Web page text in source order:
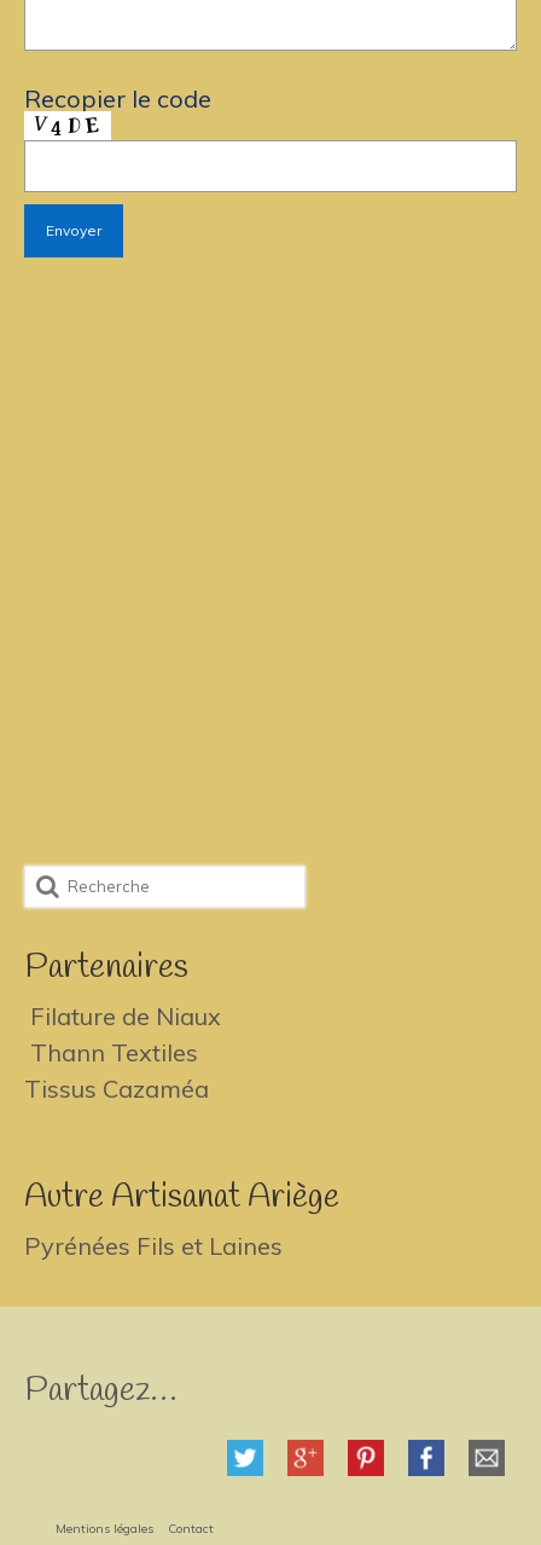
Recopier le code
Partenaires
Filature de Niaux
Thann Textiles
Tissus Cazaméa
Autre Artisanat Ariège
Pyrénées Fils et Laines
Partagez…
Mentions légales Contact